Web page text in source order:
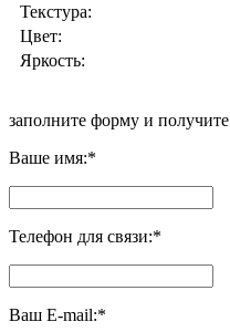
Текстура:
Цвет:
Яркость:
заполните форму и получите
Ваше имя:*
Телефон для связи:*
Ваш E-mail:*